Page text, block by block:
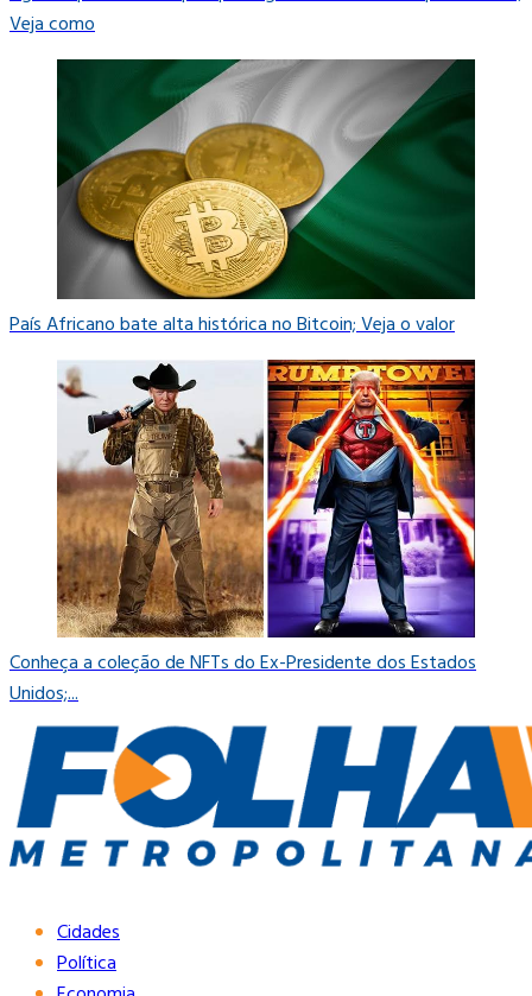
Veja como
País Africano bate alta histórica no Bitcoin; Veja o valor
Conheça a coleção de NFTs do Ex-Presidente dos Estados
Unidos;...
Cidades
Política